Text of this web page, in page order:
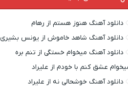
دانلود آهنگ هنوز هستم از رهام
دانلود آهنگ شاهد خاموش از یونس بشیری
دانلود آهنگ میخوام خستگی از تنم بره
عشق کنم با خودم از علیراد
دانلود آهنگ خوشحالی نه از علیراد